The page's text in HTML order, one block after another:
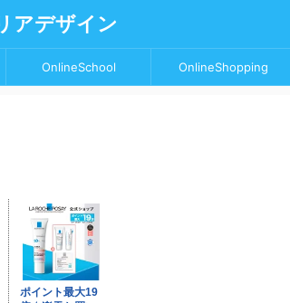
アデザイン
OnlineSchool OnlineShopping